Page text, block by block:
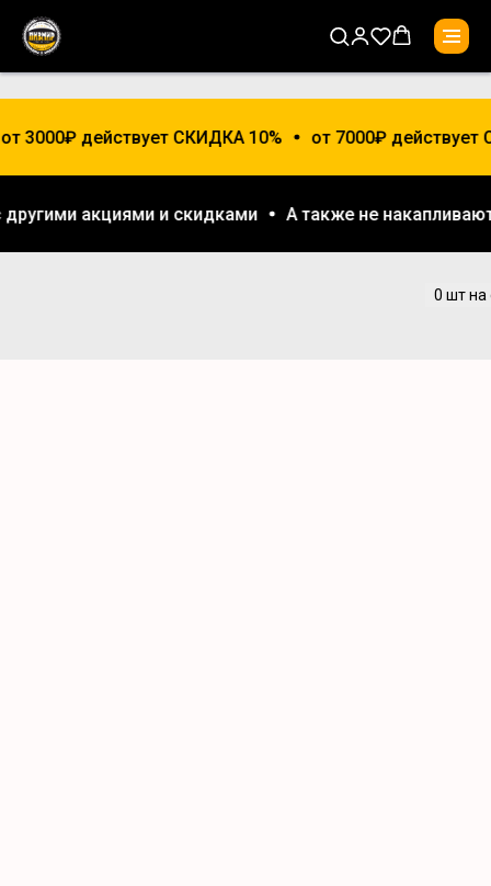
3000₽ действует СКИДКА 10% от 7000₽ действует
с другими акциями и скидками А также не